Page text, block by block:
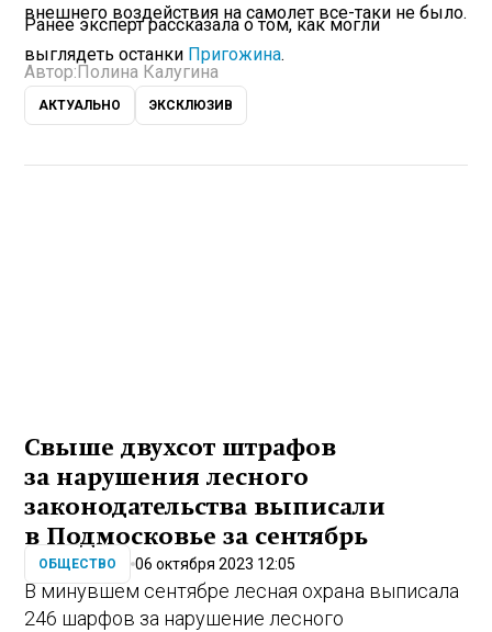
внешнего воздействия на самолет все-таки не было.
Ранее эксперт рассказала о том, как могли
выглядеть останки Пригожина.
Автор: Полина Калугина
АКТУАЛЬНО ЭКСКЛЮЗИВ
Свыше двухсот штрафов
за нарушения лесного
законодательства выписали
в Подмосковье за сентябрь
ОБЩЕСТВО 06 октября 2023 12:05
В минувшем сентябре лесная охрана выписала
246 шарфов за нарушение лесного